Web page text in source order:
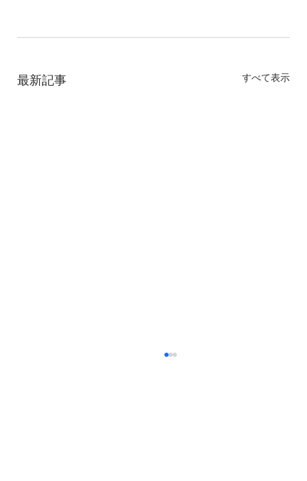
最新記事 すべて表示